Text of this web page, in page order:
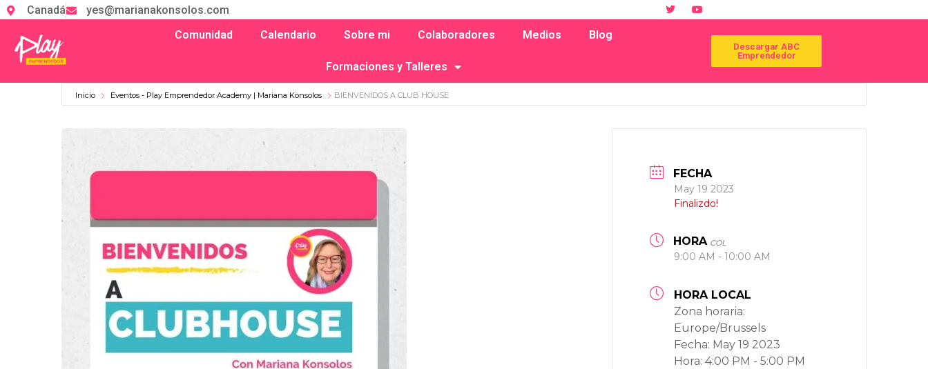
Canadá
yes@marianakonsolos.com
Comunidad
Calendario Sobre mi Colaboradores Medios Blog
Formaciones y Talleres
Descargar ABC
Emprendedor
Inicio Eventos - Play Emprendedor Academy | Mariana Konsolos BIENVENIDOS A CLUB HOUSE
FECHA
May 19 2023
Finalizdo!
HORA COL
9:00 AM - 10:00 AM
HORA LOCAL
Zona horaria:
Europe/Brussels
Fecha: May 19 2023
Hora:4:00 PM - 5:00 PM